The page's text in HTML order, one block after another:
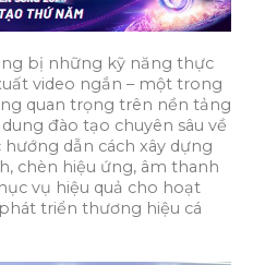
bị những kỹ năng thực
video ngắn – một trong
quan trọng trên nền tảng
đào tạo chuyên sâu về
hướng dẫn cách xây dựng
chèn hiệu ứng, âm thanh
vụ hiệu quả cho hoạt
triển thương hiệu cá